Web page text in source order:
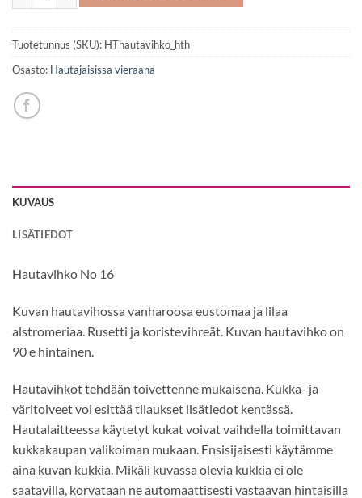
Tuotetunnus (SKU): HThautavihko_hth
Osasto: Hautajaisissa vieraana
KUVAUS
LISÄTIEDOT
Hautavihko No 16
Kuvan hautavihossa vanharoosa eustomaa ja lilaa
alstromeriaa. Rusetti ja koristevihreät. Kuvan hautavihko on
90 e hintainen.
Hautavihkot tehdään toivettenne mukaisena. Kukka- ja
väritoiveet voi esittää tilaukset lisätiedot kentässä.
Hautalaitteessa käytetyt kukat voivat vaihdella toimittavan
kukkakaupan valikoiman mukaan. Ensisijaisesti käytämme
aina kuvan kukkia. Mikäli kuvassa olevia kukkia ei ole
saatavilla, korvataan ne automaattisesti vastaavan hintaisilla